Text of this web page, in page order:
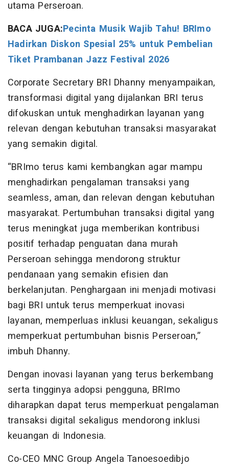
utama Perseroan.
BACA JUGA:Pecinta Musik Wajib Tahu! BRImo
Hadirkan Diskon Spesial 25% untuk Pembelian
Tiket Prambanan Jazz Festival 2026
Corporate Secretary BRI Dhanny menyampaikan,
transformasi digital yang dijalankan BRI terus
difokuskan untuk menghadirkan layanan yang
relevan dengan kebutuhan transaksi masyarakat
yang semakin digital.
“BRImo terus kami kembangkan agar mampu
menghadirkan pengalaman transaksi yang
seamless, aman, dan relevan dengan kebutuhan
masyarakat. Pertumbuhan transaksi digital yang
terus meningkat juga memberikan kontribusi
positif terhadap penguatan dana murah
Perseroan sehingga mendorong struktur
pendanaan yang semakin efisien dan
berkelanjutan. Penghargaan ini menjadi motivasi
bagi BRI untuk terus memperkuat inovasi
layanan, memperluas inklusi keuangan, sekaligus
memperkuat pertumbuhan bisnis Perseroan,”
imbuh Dhanny.
Dengan inovasi layanan yang terus berkembang
serta tingginya adopsi pengguna, BRImo
diharapkan dapat terus memperkuat pengalaman
transaksi digital sekaligus mendorong inklusi
keuangan di Indonesia.
Co-CEO MNC Group Angela Tanoesoedibjo